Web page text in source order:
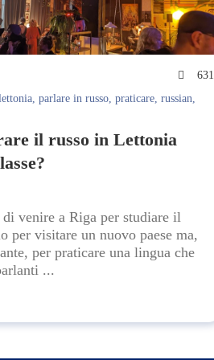
631
, parlare in russo, praticare, russian,
il russo in Lettonia
di venire a Riga per studiare il
per visitare un nuovo paese ma,
per praticare una lingua che
...